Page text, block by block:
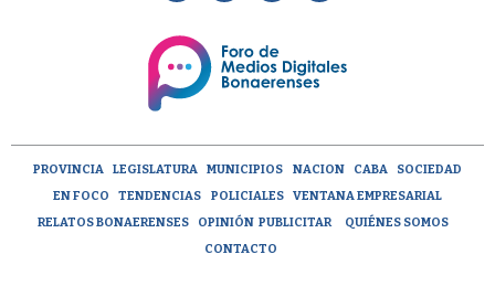
PROVINCIA LEGISLATURA MUNICIPIOS NACION CABA
SOCIEDAD
EN FOCO
TENDENCIAS POLICIALES
VENTANA EMPRESARIAL
RELATOS BONAERENSES
OPINIÓN PUBLICITAR
QUIÉNES SOMOS
CONTACTO